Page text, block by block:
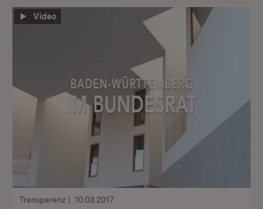
Video
Transparenz 10.03.2017